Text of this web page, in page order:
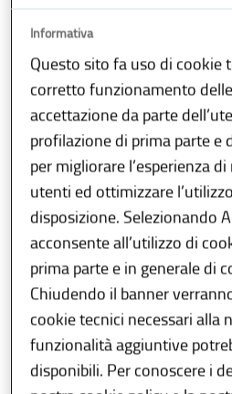
Sezioni
Che cos'è il
consulta
Come fare
Informativa
Questo sito fa uso di cookie
corretto funzionamento
accettazione da parte
profilazione di prima parte e
per migliorare l’esperienza
utenti ed ottimizzare
disposizione. Selezionando
acconsente all’utilizzo di
prima parte e in generale di
Chiudendo il banner
cookie tecnici necessari alla
funzionalità aggiuntive
disponibili. Per conoscere i